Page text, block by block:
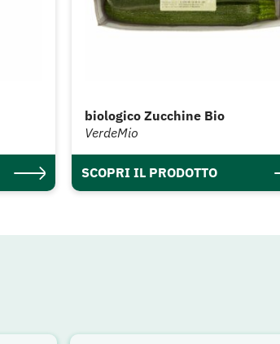
biologico Zucchine Bio
VerdeMio
SCOPRI IL PRODOTTO